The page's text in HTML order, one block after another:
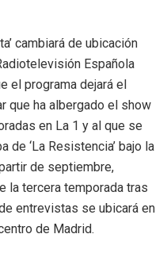
cambiará de ubicación
Española
el programa dejará el
que ha albergado el show
en La 1 y al que se
de ‘La Resistencia’ bajo la
de septiembre,
la tercera temporada tras
entrevistas se ubicará en
de Madrid.